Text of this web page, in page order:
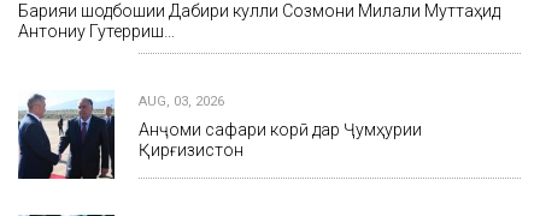
Барқияи шодбошии Дабири кулли Созмони Милали Муттаҳид
Антониу Гутерриш…
AUG, 03, 2026
Анҷоми сафари корӣ дар Ҷумҳурии
Қирғизистон